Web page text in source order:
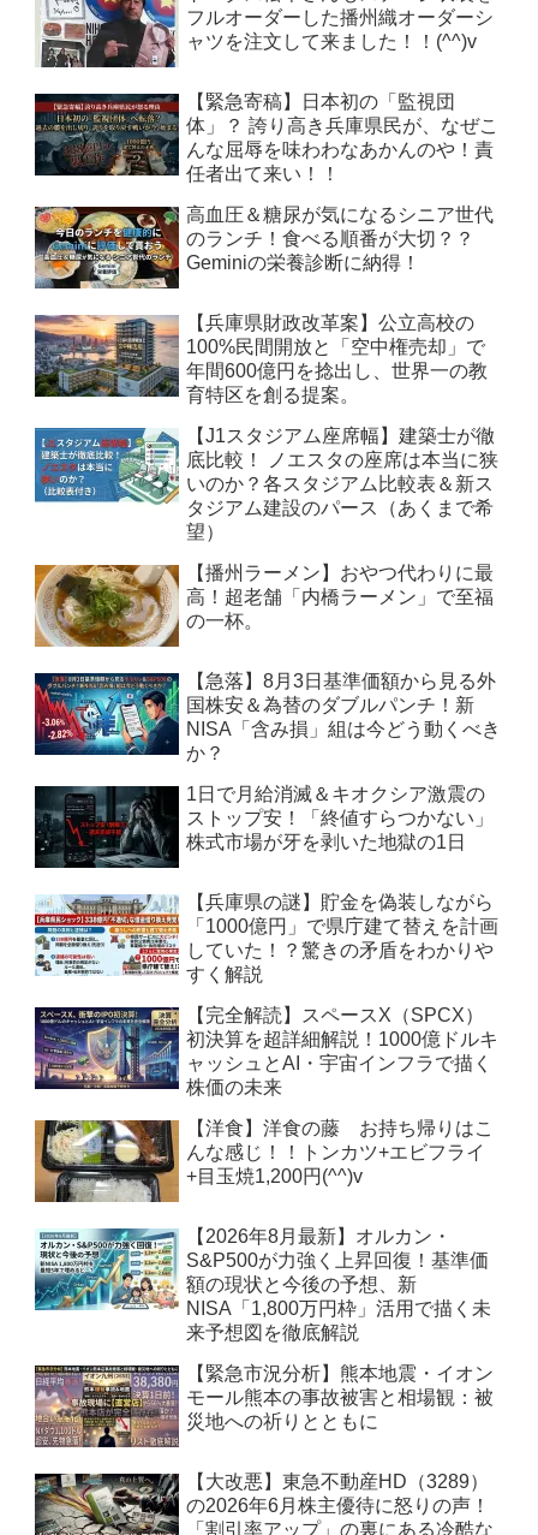
フルオーダーした播州織オーダーシ
ャツを注文して来ました！！(^^)v
【緊急寄稿】日本初の「監視団
体」？ 誇り高き兵庫県民が、なぜこ
んな屈辱を味わわなあかんのや！責
任者出て来い！！
高血圧＆糖尿が気になるシニア世代
のランチ！食べる順番が大切？？
Geminiの栄養診断に納得！
【兵庫県財政改革案】公立高校の
100%民間開放と「空中権売却」で
年間600億円を捻出し、世界一の教
育特区を創る提案。
【J1スタジアム座席幅】建築士が徹
底比較！ ノエスタの座席は本当に狭
いのか？各スタジアム比較表＆新ス
タジアム建設のパース（あくまで希
望）
【播州ラーメン】おやつ代わりに最
高！超老舗「内橋ラーメン」で至福
の一杯。
【急落】8月3日基準価額から見る外
国株安＆為替のダブルパンチ！新
NISA「含み損」組は今どう動くべき
か？
1日で月給消滅＆キオクシア激震の
ストップ安！「終値すらつかない」
株式市場が牙を剥いた地獄の1日
【兵庫県の謎】貯金を偽装しながら
「1000億円」で県庁建て替えを計画
していた！？驚きの矛盾をわかりや
すく解説
【完全解読】スペースX（SPCX）
初決算を超詳細解説！1000億ドルキ
ャッシュとAI・宇宙インフラで描く
株価の未来
【洋食】洋食の藤 お持ち帰りはこ
んな感じ！！トンカツ+エビフライ
+目玉焼1,200円(^^)v
【2026年8月最新】オルカン・
S&P500が力強く上昇回復！基準価
額の現状と今後の予想、新
NISA「1,800万円枠」活用で描く未
来予想図を徹底解説
【緊急市況分析】熊本地震・イオン
モール熊本の事故被害と相場観：被
災地への祈りとともに
【大改悪】東急不動産HD（3289）
の2026年6月株主優待に怒りの声！
「割引率アップ」の裏にある冷酷な